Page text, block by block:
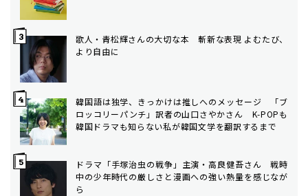
歌人・青松輝さんの大切な本 斬新な表現 よむたび、
より自由に
韓国語は独学、きっかけは推しへのメッセージ 「ブ
ロッコリーパンチ」訳者の山口さやかさん K-POPも
韓国ドラマも知らない私が韓国文学を翻訳するまで
ドラマ「手塚治虫の戦争」主演・高良健吾さん 戦時
中の少年時代の厳しさと漫画への強い熱量を感じなが
ら